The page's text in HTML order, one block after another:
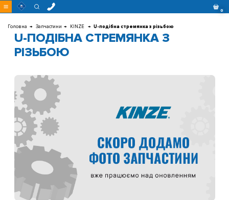
Перейти
до 0
Головна Запчастини KINZE U-подібна стремянка з різьбою
U-ПОДІБНА СТРЕМЯНКА З
РІЗЬБОЮ